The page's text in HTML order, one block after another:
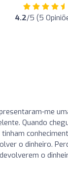
4.2/5 (5
me
Quando
o dinheiro.
o